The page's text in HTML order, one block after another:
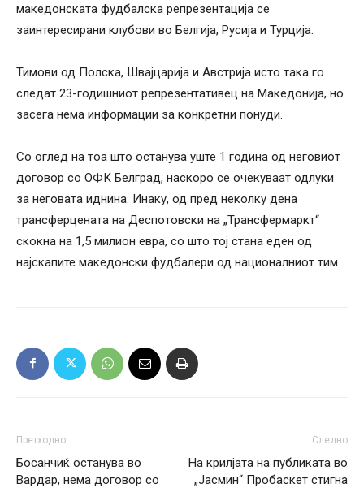
македонската фудбалска репрезентација се
заинтересирани клубови во Белгија, Русија и Турција.
Тимови од Полска, Швајцарија и Австрија исто така го
следат 23-годишниот репрезентативец на Македонија, но
засега нема информации за конкретни понуди.
Со оглед на тоа што останува уште 1 година од неговиот
договор со ОФК Белград, наскоро се очекуваат одлуки
за неговата иднина. Инаку, од пред неколку дена
трансферцената на Деспотовски на „Трансфермаркт“
скокна на 1,5 милион евра, со што тој стана еден од
најскапите македонски фудбалери од националниот тим.
Претходно
Босанчиќ останува во
Вардар, нема договор со
Следно
На крилјата на публиката во
„Јасмин“ Пробаскет стигна